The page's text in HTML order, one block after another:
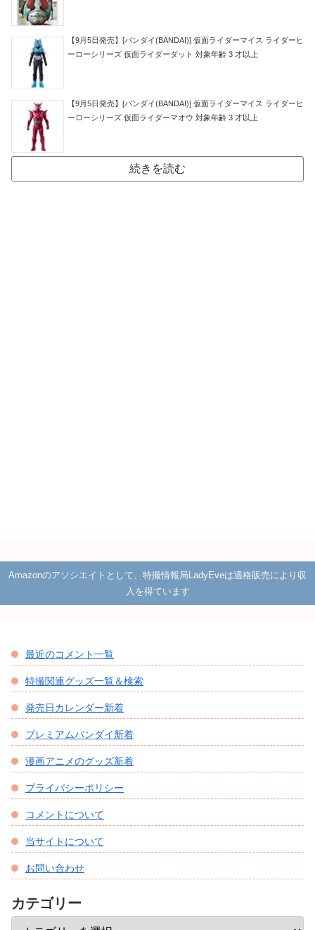
【9月5日発売】[バンダイ(BANDAI)] 仮面ライダーマイス ライダーヒ
ーローシリーズ 仮面ライダーダット 対象年齢 3 才以上
【9月5日発売】[バンダイ(BANDAI)] 仮面ライダーマイス ライダーヒ
ーローシリーズ 仮面ライダーマオウ 対象年齢 3 才以上
続きを読む
Amazonのアソシエイトとして、特撮情報局LadyEveは適格販売により収
入を得ています
最近のコメント一覧
特撮関連グッズ一覧＆検索
発売日カレンダー新着
プレミアムバンダイ新着
漫画アニメのグッズ新着
プライバシーポリシー
コメントについて
当サイトについて
お問い合わせ
カテゴリー